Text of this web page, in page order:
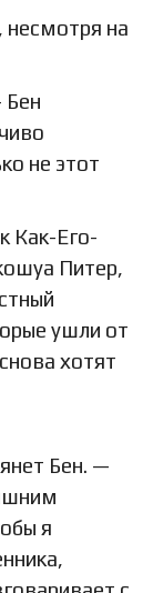
на
не этот
Как-Его-
Питер,
ушли от
хотят
Бен. —
я